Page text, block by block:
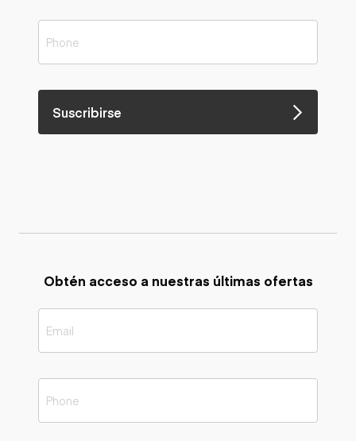
Suscribirse
Obtén acceso a nuestras últimas ofertas